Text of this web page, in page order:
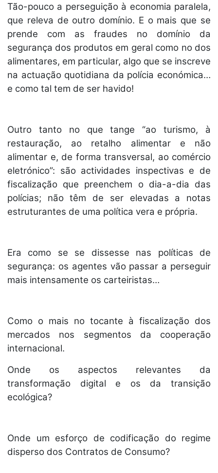
Tão-pouco a perseguição à economia paralela,
que releva de outro domínio. E o mais que se
prende com as fraudes no domínio da
segurança dos produtos em geral como no dos
alimentares, em particular, algo que se inscreve
na actuação quotidiana da polícia económica…
e como tal tem de ser havido!
Outro tanto no que tange “ao turismo, à
restauração, ao retalho alimentar e não
alimentar e, de forma transversal, ao comércio
eletrónico”: são actividades inspectivas e de
fiscalização que preenchem o dia-a-dia das
polícias; não têm de ser elevadas a notas
estruturantes de uma política vera e própria.
Era como se se dissesse nas políticas de
segurança: os agentes vão passar a perseguir
mais intensamente os carteiristas…
Como o mais no tocante à fiscalização dos
mercados nos segmentos da cooperação
internacional.
Onde os aspectos relevantes da
transformação digital e os da transição
ecológica?
Onde um esforço de codificação do regime
disperso dos Contratos de Consumo?